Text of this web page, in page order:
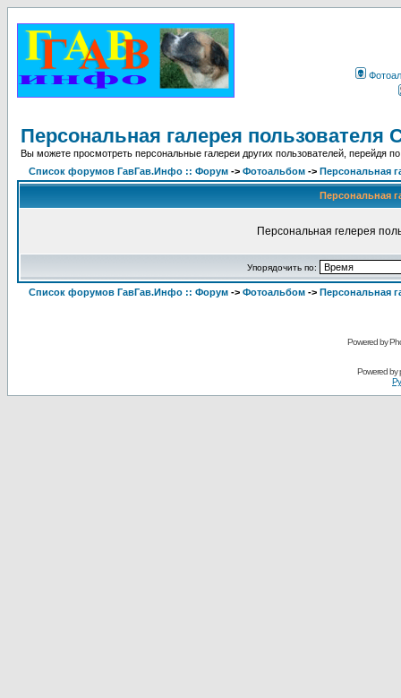
Персональная галерея пользователя
Вы можете просмотреть персональные галереи других пользователей, перейдя
Список форумов ГавГав.Инфо :: Форум -> Фотоальбом -> Персональная
Персональная
Персональная гелерея
Упорядочить по:
Список форумов ГавГав.Инфо :: Форум -> Фотоальбом -> Персональная
Powered by
Powered by